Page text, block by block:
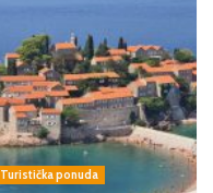
Turistička ponuda